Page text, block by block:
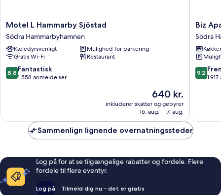
Motel
L
Hammarby
Sjöstad
Södra
Hammarbyhamnen
Motel L Hammarby Sjöstad
Södra Hammarbyhamnen
Kæledyrsvenligt
Mulighed for parkering
Gratis Wi-Fi
Restaurant
8.8
ud
anmeldelser
8,8 Fantastisk
1.558 anmeldelser
Prisen
640 kr.
640 kr.
inkluderer skatter og gebyrer
16. aug. - 17. aug.
Biz
Sjostad
Södra
Biz
Södra
9.2
ud
9,2
Sammenlign lignende overnatningssteder
Log på for at se tilgængelige rabatter og fordele. Flere
fordele til flere eventyr.
Log på Tilmeld dig nu – det er gratis